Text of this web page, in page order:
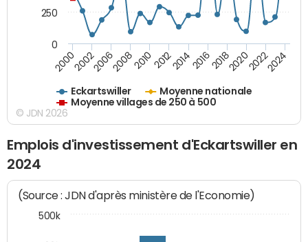
Eckartswiller
Moyenne nationale
Moyenne villages de 250 à 500
200020022006200820102012201420162018202020222024
0
250
© JDN 2026
Emplois d'investissement d'Eckartswiller en
2024
(Source : JDN d'après ministère de l'Economie)
500k